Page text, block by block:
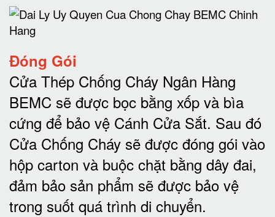
Đóng Gói
Cửa Thép Chống Cháy Ngân Hàng
BEMC sẽ được bọc bằng xốp và bìa
cứng để bảo vệ Cánh Cửa Sắt. Sau đó
Cửa Chống Cháy sẽ được đóng gói vào
hộp carton và buộc chặt bằng dây đai,
đảm bảo sản phẩm sẽ được bảo vệ
trong suốt quá trình di chuyển.